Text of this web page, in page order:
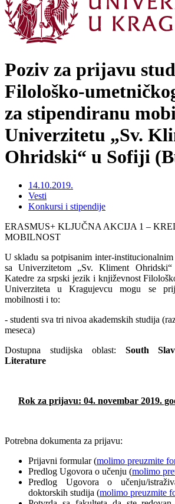
Poziv za prijavu
Filološko-
za stipendiranu
Univerzitetu „Sv.
Ohridski“ u Sofiji
14.10.2019.
Vesti
Konkursi i stipendije
ERASMUS+ KLJUČNA AKCIJA 1 –
MOBILNOST
U skladu sa potpisanim inter-
sa Univerzitetom „Sv. Kliment
Katedre za srpski jezik i književnost
Univerziteta u Kragujevcu mogu se
mobilnosti i to:
- studenti sva tri nivoa akademskih studija
meseca)
Dostupna studijska oblast: South
Literature
Rok za prijavu: 04. novembar 2019.
Potrebna dokumenta za prijavu:
Prijavni formular (molimo preuzmite
Predlog Ugovora o učenju (molimo
Predlog Ugovora o učenju/
doktorskih studija (molimo preuzmite